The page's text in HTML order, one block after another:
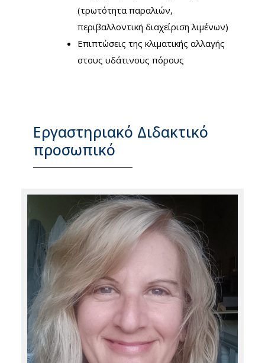
(τρωτότητα παραλιών,
περιβαλλοντική διαχείριση λιμένων)
Επιπτώσεις της κλιματικής αλλαγής
στους υδάτινους πόρους
Εργαστηριακό Διδακτικό
προσωπικό